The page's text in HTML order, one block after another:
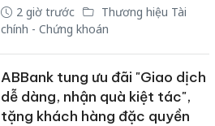
2 giờ trước
Thương hiệu Tài
chính - Chứng khoán
ABBank tung ưu đãi "Giao dịch
dễ dàng, nhận quà kiệt tác",
tặng khách hàng đặc quyền